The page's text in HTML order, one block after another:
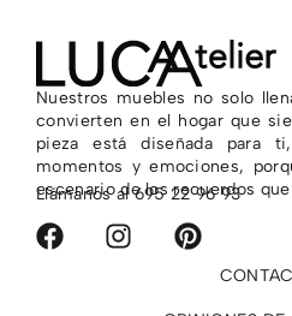
Nuestros muebles no solo
convierten en el hogar que
pieza está diseñada para
momentos y emociones,
escenario de los recuerdos
Llámanos al695 22 96 93